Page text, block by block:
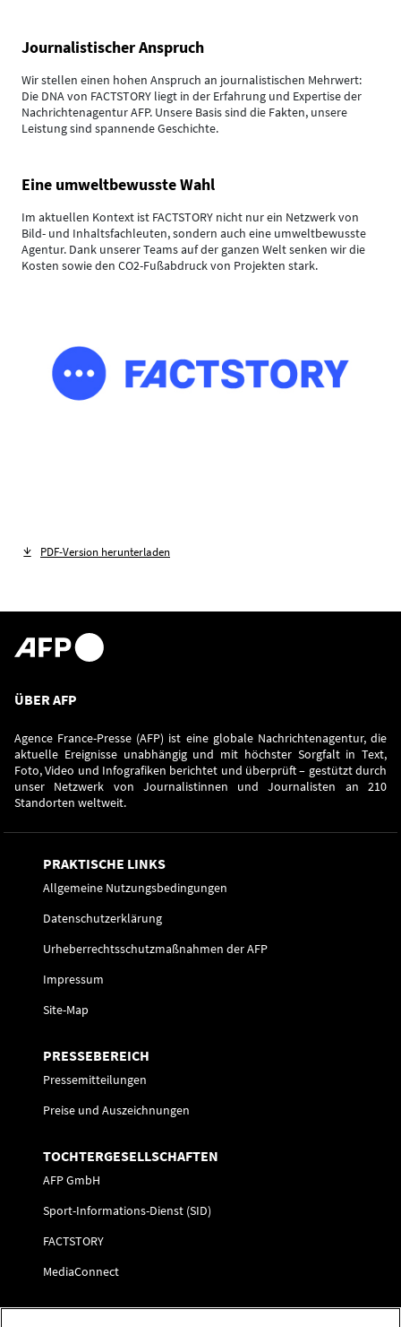
Journalistischer Anspruch
Wir stellen einen hohen Anspruch an journalistischen Mehrwert:
Die DNA von FACTSTORY liegt in der Erfahrung und Expertise der
Nachrichtenagentur AFP. Unsere Basis sind die Fakten, unsere
Leistung sind spannende Geschichte.
Eine umweltbewusste Wahl
Im aktuellen Kontext ist FACTSTORY nicht nur ein Netzwerk von
Bild- und Inhaltsfachleuten, sondern auch eine umweltbewusste
Agentur. Dank unserer Teams auf der ganzen Welt senken wir die
Kosten sowie den CO2-Fußabdruck von Projekten stark.
PDF-Version herunterladen
ÜBER AFP
Agence France-Presse (AFP) ist eine globale Nachrichtenagentur, die
aktuelle Ereignisse unabhängig und mit höchster Sorgfalt in Text,
Foto, Video und Infografiken berichtet und überprüft – gestützt durch
unser Netzwerk von Journalistinnen und Journalisten an 210
Standorten weltweit.
PRAKTISCHE LINKS
Allgemeine Nutzungsbedingungen
Datenschutzerklärung
Urheberrechtsschutzmaßnahmen der AFP
Impressum
Site-Map
PRESSEBEREICH
Pressemitteilungen
Preise und Auszeichnungen
TOCHTERGESELLSCHAFTEN
AFP GmbH
Sport-Informations-Dienst (SID)
FACTSTORY
MediaConnect